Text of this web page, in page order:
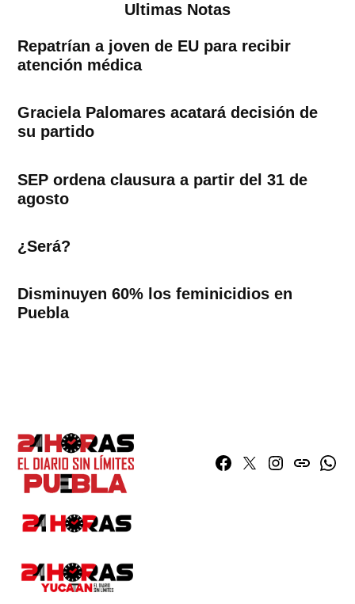
Ultimas Notas
Repatrían a joven de EU para recibir
atención médica
Graciela Palomares acatará decisión de
su partido
SEP ordena clausura a partir del 31 de
agosto
¿Será?
Disminuyen 60% los feminicidios en
Puebla
Facebook
TwitterInstagram
issuu